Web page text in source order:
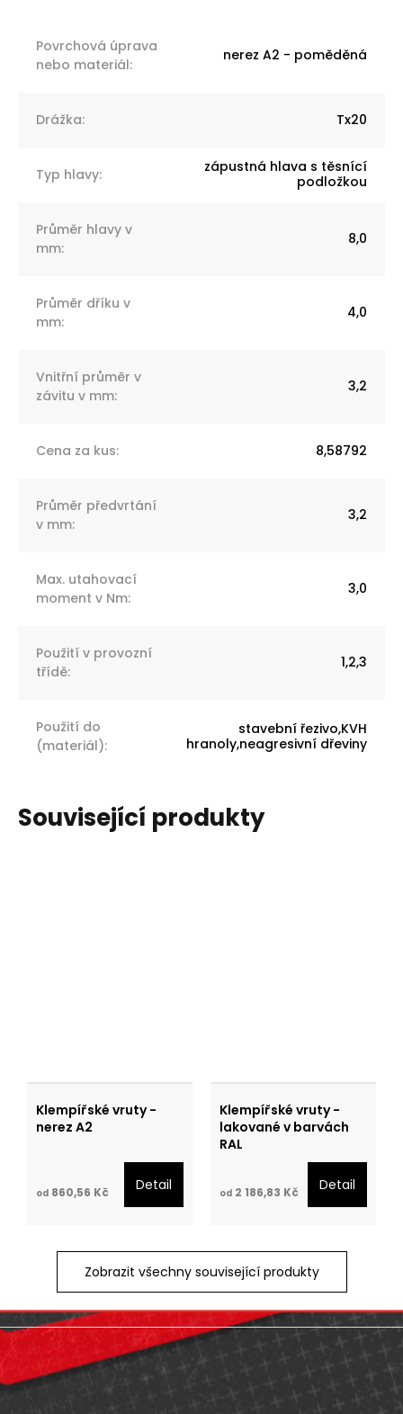
Povrchová úprava
nebo materiál:
nerez A2 - poměděná
Drážka: Tx20
Typ hlavy:
zápustná hlava s těsnící
podložkou
Průměr hlavy v
mm:
8,0
Průměr dříku v
mm:
4,0
Vnitřní průměr v
závitu v mm:
3,2
Cena za kus: 8,58792
Průměr předvrtání
v mm:
3,2
Max. utahovací
moment v Nm:
3,0
Použití v provozní
třídě:
1,2,3
Použití do
(materiál):
stavební řezivo,KVH
hranoly,neagresivní dřeviny
Související produkty
Klempířské vruty -
nerez A2
od 860,56 Kč Detail
Klempířské vruty -
lakované v barvách
RAL
od 2 186,83 Kč Detail
Zobrazit všechny související produkty
Z
á
p